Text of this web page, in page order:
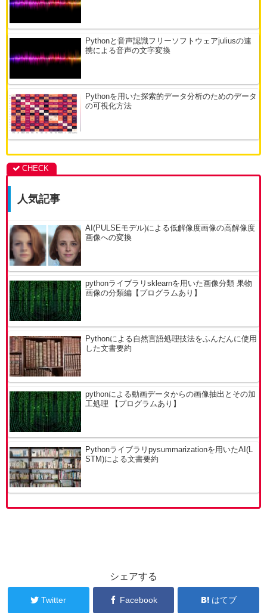
Pythonと音声認識フリーソフトウェアjuliusの連
携による音声の文字変換
Pythonを用いた探索的データ分析のためのデータ
の可視化方法
人気記事
AI(PULSEモデル)による低解像度画像の高解像度
画像への変換
pythonライブラリsklearnを用いた画像分類 果物
画像の分類編【プログラムあり】
Pythonによる自然言語処理技法をふんだんに使用
した文書要約
pythonによる動画データからの画像抽出とその加
工処理 【プログラムあり】
Pythonライブラリpysummarizationを用いたAI(L
STM)による文書要約
シェアする
Twitter Facebook はてブ